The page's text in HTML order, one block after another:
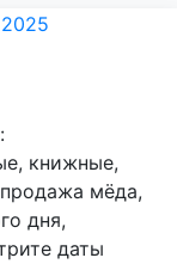
книжные,
мёда,
дня,
даты